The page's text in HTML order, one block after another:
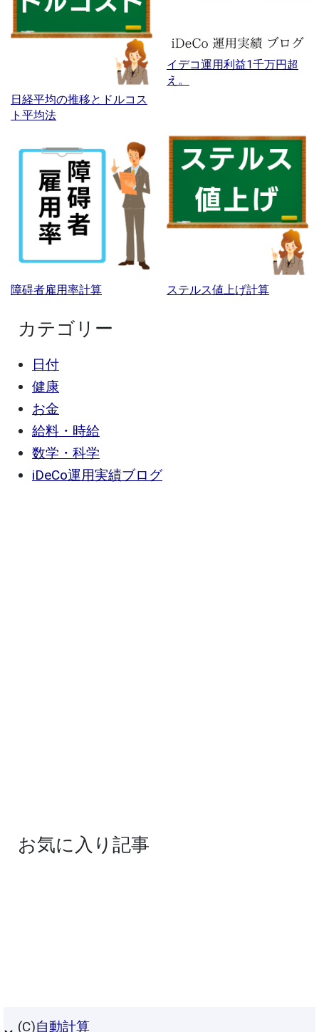
日経平均の推移とドルコス
ト平均法
イデコ運用利益1千万円超
え。
障碍者雇用率計算 ステルス値上げ計算
カテゴリー
日付
健康
お金
給料・時給
数学・科学
iDeCo運用実績ブログ
お気に入り記事
(C)自動計算